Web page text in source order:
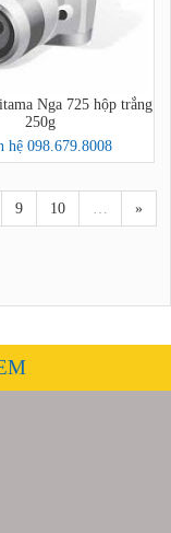
Nga 725 hộp trắng
250g
hệ 098.679.8008
9 10 … »